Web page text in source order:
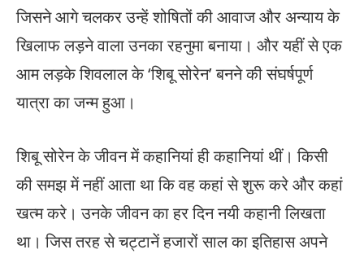
जिसने आगे चलकर उन्हें शोषितों की आवाज और अन्याय के
खिलाफ लड़ने वाला उनका रहनुमा बनाया। और यहीं से एक
आम लड़के शिवलाल के ‘शिबू सोरेन’ बनने की संघर्षपूर्ण
यात्रा का जन्म हुआ।
शिबू सोरेन के जीवन में कहानियां ही कहानियां थीं। किसी
की समझ में नहीं आता था कि वह कहां से शुरू करे और कहां
खत्म करे। उनके जीवन का हर दिन नयी कहानी लिखता
था। जिस तरह से चट्टानें हजारों साल का इतिहास अपने